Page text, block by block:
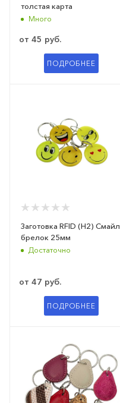
толстая карта
Много
от 45 руб.
ПОДРОБНЕЕ
Заготовка RFID (H2) Смайл
брелок 25мм
Достаточно
от 47 руб.
ПОДРОБНЕЕ